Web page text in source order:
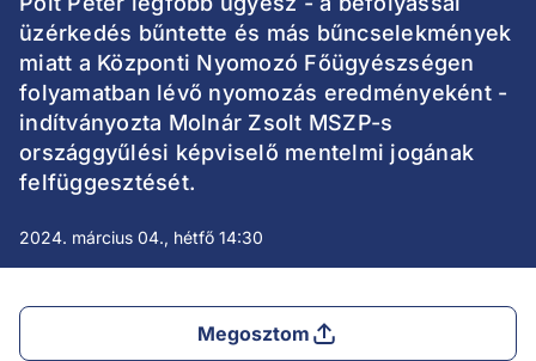
üzérkedés bűntette és más bűncselekmények
miatt a Központi Nyomozó Főügyészségen
folyamatban lévő nyomozás eredményeként -
indítványozta Molnár Zsolt MSZP-s
országgyűlési képviselő mentelmi jogának
felfüggesztését.
2024. március 04., hétfő 14:30
Megosztom